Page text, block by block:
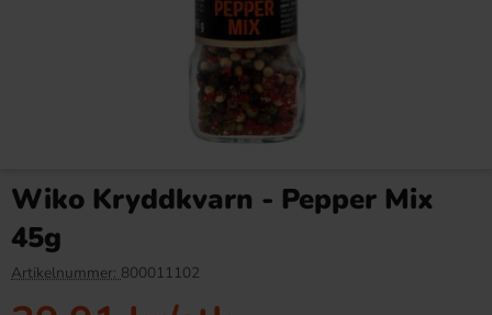
06-12)
19.90 kr
Köp
Wiko Kryddkvarn - Pepper Mix
45g
Artikelnummer: 800011102